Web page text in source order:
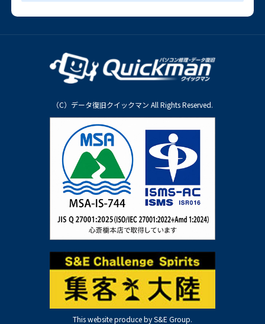
（C）データ復旧クイックマン All Rights Reserved.
This website produce by S&E Group.